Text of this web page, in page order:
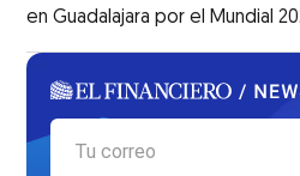
en Guadalajara por el Mundial